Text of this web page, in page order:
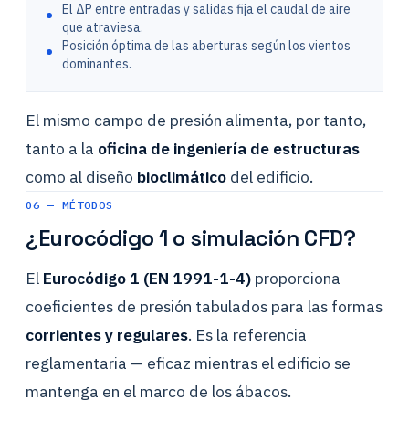
El ΔP entre entradas y salidas fija el caudal de aire
que atraviesa.
Posición óptima de las aberturas según los vientos
dominantes.
El mismo campo de presión alimenta, por tanto,
tanto a la oficina de ingeniería de estructuras
como al diseño bioclimático del edificio.
06 — MÉTODOS
¿Eurocódigo 1 o simulación CFD?
El Eurocódigo 1 (EN 1991-1-4) proporciona
coeficientes de presión tabulados para las formas
corrientes y regulares. Es la referencia
reglamentaria — eficaz mientras el edificio se
mantenga en el marco de los ábacos.